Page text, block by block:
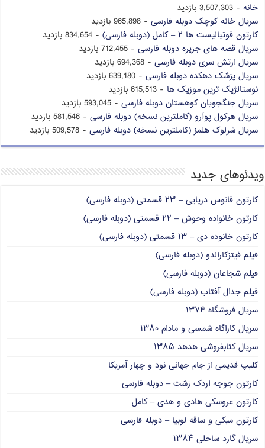
خانه - 3,507,303 بازدید
سریال خانه کوچک دوبله فارسی - 965,898 بازدید
کارتون فوتبالیست ها ۲ – کامل (دوبله فارسی)
- 834,654 بازدید
سریال قصه های جزیره دوبله فارسی - 712,455 بازدید
سریال ارتش سری دوبله فارسی - 694,368 بازدید
سریال پزشک دهکده دوبله فارسی - 639,180 بازدید
نوستالژیک ترین موزیک ها - 615,513 بازدید
سریال جنگجویان کوهستان دوبله فارسی - 593,045 بازدید
سریال هرکول پوآرو (کاملترین نسخه) دوبله فارسی - 581,546 بازدید
سریال شرلوک هلمز (کاملترین نسخه) دوبله فارسی - 509,578 بازدید
ویدئوهای جدید
کارتون فانوس دریایی – ۲۳ قسمتی (دوبله فارسی)
کارتون خانواده وحوش – ۲۲ قسمتی (دوبله فارسی)
کارتون خانوده دی – ۱۳ قسمتی (دوبله فارسی)
فیلم فیتزکارالدو (دوبله فارسی)
فیلم شجاعان (دوبله فارسی)
فیلم جدال آفتاب (دوبله فارسی)
سریال فروشگاه ۱۳۷۴
سریال کاراگاه شمسی و مادام ۱۳۸۰
سریال کتابفروشی هدهد ۱۳۸۵
کلیپ قدیمی از جام جهانی نود و چهار آمریکا
کارتون جوجه اردک زشت – دوبله فارسی
کارتون عروسکی هادی و هدی – کامل
کارتون میکی و ساقه لوبیا – دوبله فارسی
سریال گارد ساحلی ۱۳۸۴